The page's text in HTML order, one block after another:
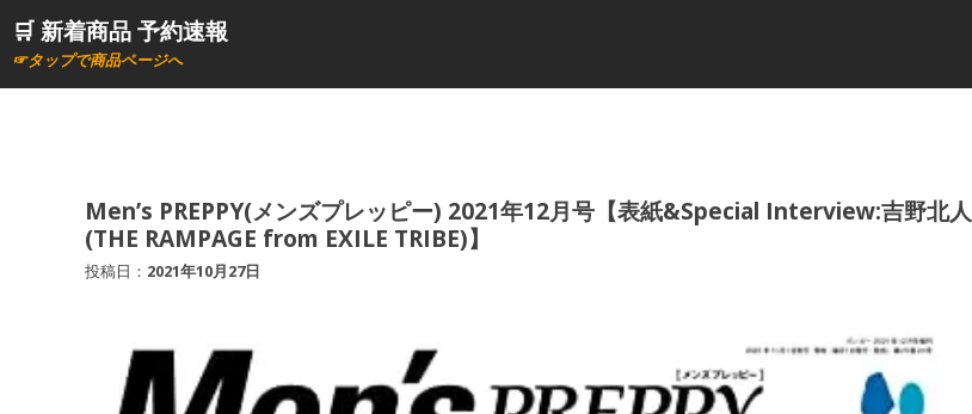
ン🛒 新着商品 予約速報
☞タップで商品ページへ
Men’s PREPPY(メンズプレッピー) 2021年12月号【表紙&Special Interview:吉野北人
(THE RAMPAGE from EXILE TRIBE)】
投稿日： 2021年10月27日